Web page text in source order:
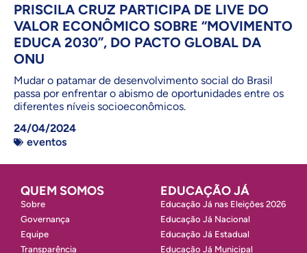
PRISCILA CRUZ PARTICIPA DE LIVE DO
VALOR ECONÔMICO SOBRE “MOVIMENTO
EDUCA 2030”, DO PACTO GLOBAL DA
ONU
Mudar o patamar de desenvolvimento social do Brasil
passa por enfrentar o abismo de oportunidades entre os
diferentes níveis socioeconômicos.
24/04/2024
eventos
QUEM SOMOS
Sobre
Governança
Equipe
Transparência
EDUCAÇÃO JÁ
Educação Já nas Eleições 2026
Educação Já Nacional
Educação Já Estadual
Educação Já Municipal